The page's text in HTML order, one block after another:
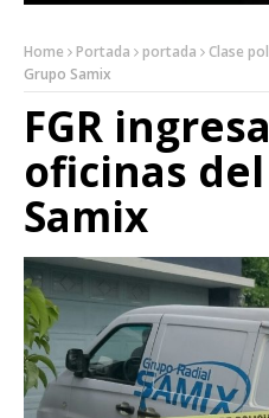
Home Portada portada Clase
Grupo Samix
FGR
oficinas
Samix